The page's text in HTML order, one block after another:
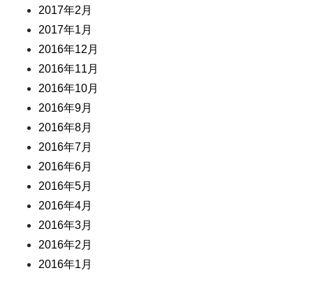
2017年2月
2017年1月
2016年12月
2016年11月
2016年10月
2016年9月
2016年8月
2016年7月
2016年6月
2016年5月
2016年4月
2016年3月
2016年2月
2016年1月